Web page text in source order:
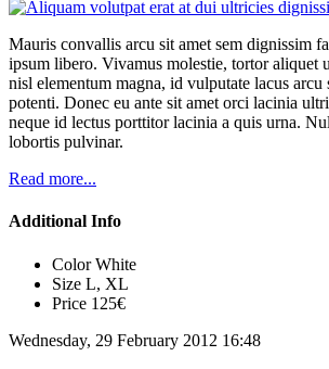
Mauris convallis arcu sit amet sem dignissim
ipsum libero. Vivamus molestie, tortor aliquet
nisl elementum magna, id vulputate lacus arcu
potenti. Donec eu ante sit amet orci lacinia
neque id lectus porttitor lacinia a quis urna.
lobortis pulvinar.
Read more...
Additional Info
Color White
Size L, XL
Price 125€
Wednesday, 29 February 2012 16:48